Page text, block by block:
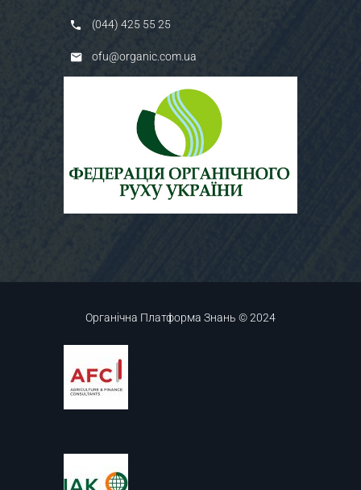
(044) 425 55 25
ofu@organic.com.ua
Органічна Платформа Знань © 2024